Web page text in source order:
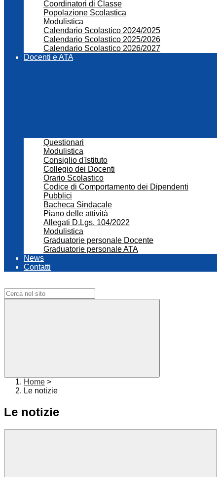
Coordinatori di Classe
Popolazione Scolastica
Modulistica
Calendario Scolastico 2024/2025
Calendario Scolastico 2025/2026
Calendario Scolastico 2026/2027
Docenti e ATA
Questionari
Modulistica
Consiglio d'Istituto
Collegio dei Docenti
Orario Scolastico
Codice di Comportamento dei Dipendenti
Pubblici
Bacheca Sindacale
Piano delle attività
Allegati D.Lgs. 104/2022
Modulistica
Graduatorie personale Docente
Graduatorie personale ATA
News
Contatti
Home >
Le notizie
Le notizie